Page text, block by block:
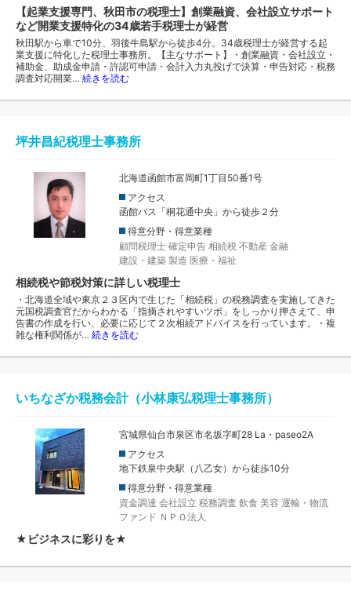
【起業支援専門、秋田市の税理士】創業融資、会社設立サポート
など開業支援特化の34歳若手税理士が経営
秋田駅から車で10分、羽後牛島駅から徒歩4分。34歳税理士が経営する起
業支援に特化した税理士事務所。【主なサポート】・創業融資・会社設立・
補助金、助成金申請・許認可申請・会計入力丸投げで決算・申告対応・税務
調査対応開業… 続きを読む
坪井昌紀税理士事務所
北海道函館市富岡町1丁目50番1号
アクセス
函館バス「桐花通中央」から徒歩２分
得意分野・得意業種
顧問税理士 確定申告 相続税 不動産 金融
建設・建築 製造 医療・福祉
相続税や節税対策に詳しい税理士
・北海道全域や東京２３区内で生じた「相続税」の税務調査を実施してきた
元国税調査官だからわかる「指摘されやすいツボ」をしっかり押さえて、申
告書の作成を行い、必要に応じて２次相続アドバイスを行っています。・複
雑な権利関係が… 続きを読む
いちなざか税務会計（小林康弘税理士事務所）
宮城県仙台市泉区市名坂字町28 La・paseo2A
アクセス
地下鉄泉中央駅（八乙女）から徒歩10分
得意分野・得意業種
資金調達 会社設立 税務調査 飲食 美容 運輸・物流
ファンド ＮＰＯ法人
★ビジネスに彩りを★